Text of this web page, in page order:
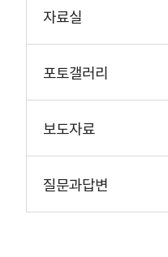
자료실
포토갤러리
보도자료
질문과답변